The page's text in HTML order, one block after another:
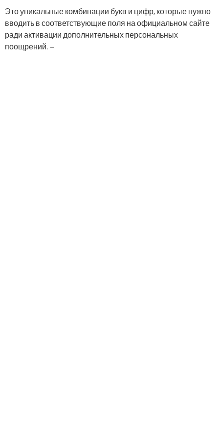
Это уникальные комбинации букв и цифр, которые нужно
вводить в соответствующие поля на официальном сайте
ради активации дополнительных персональных
поощрений. –